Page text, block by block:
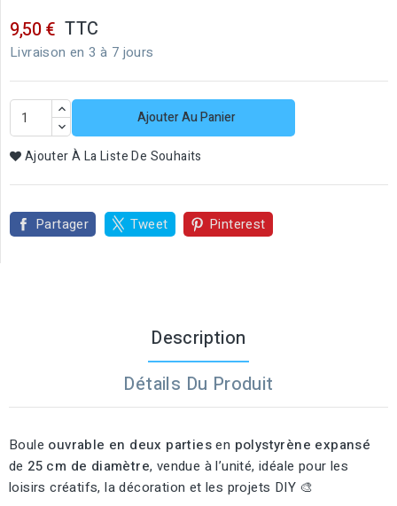
9,50 € TTC
Livraison en 3 à 7 jours
Ajouter Au Panier
Ajouter À La Liste De Souhaits
Partager Tweet Pinterest
Description
Détails Du Produit
Boule ouvrable en deux partiesen polystyrène expansé
de 25 cm de diamètre, vendue à l’unité, idéale pour les
loisirs créatifs, la décoration et les projets DIY 🎨